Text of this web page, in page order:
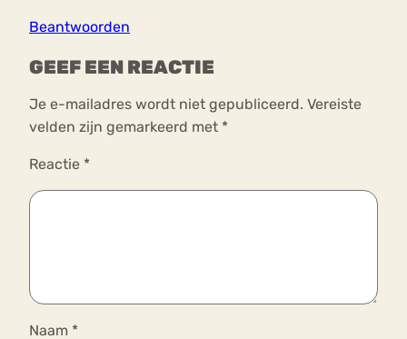
Beantwoorden
GEEF EEN REACTIE
Je e-mailadres wordt niet gepubliceerd. Vereiste
velden zijn gemarkeerd met *
Reactie *
Naam *